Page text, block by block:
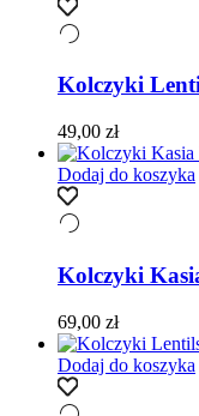
Kolczyki
49,00 zł
Dodaj do koszyka
Kolczyki
69,00 zł
Dodaj do koszyka